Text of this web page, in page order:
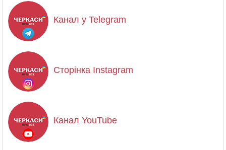
Канал у Telegram
Сторінка Instagram
Канал YouTube